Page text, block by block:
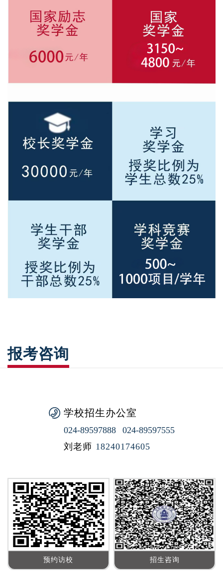
报考咨询
学校招生办公室
024-89597888
024-89597555
刘老师 18240174605
预约访校 招生咨询